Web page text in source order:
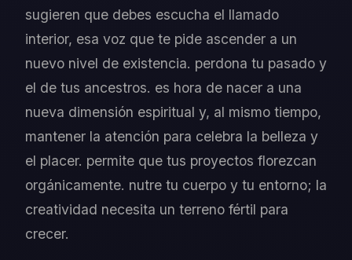
sugieren que debes escucha el llamado
interior, esa voz que te pide ascender a un
nuevo nivel de existencia. perdona tu pasado y
el de tus ancestros. es hora de nacer a una
nueva dimensión espiritual y, al mismo tiempo,
mantener la atención para celebra la belleza y
el placer. permite que tus proyectos florezcan
orgánicamente. nutre tu cuerpo y tu entorno; la
creatividad necesita un terreno fértil para
crecer.